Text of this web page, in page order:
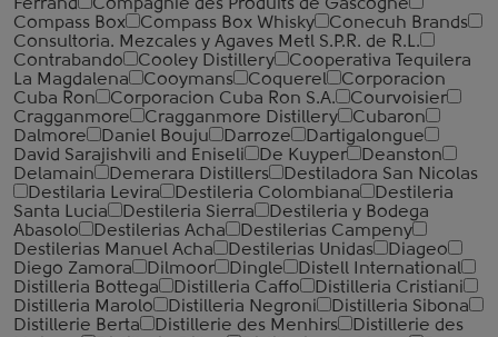
Ferrand
Compagnie des Produits de Gascogne
Compass Box
Compass Box Whisky
Conecuh Brands
Consultoria. Mezcales y Agaves Metl S.P.R. de R.L.
Contrabando
Cooley Distillery
Cooperativa Tequilera
La Magdalena
Cooymans Coquerel
Corporacion
Cuba Ron
Corporacion Cuba Ron S.A.
Courvoisier
Cragganmore
Cragganmore Distillery
Cubaron
Dalmore
Daniel Bouju Darroze
Dartigalongue
David Sarajishvili and Eniseli
De Kuyper
Deanston
Delamain
Demerara Distillers
Destiladora San Nicolas
Destilaria Levira
Destileria Colombiana
Destileria
Santa Lucia
Destileria Sierra
Destileria y Bodega
Abasolo
Destilerias Acha
Destilerias Campeny
Destilerias Manuel Acha
Destilerias Unidas
Diageo
Diego Zamora
Dilmoor Dingle
Distell International
Distilleria Bottega
Distilleria Caffo
Distilleria Cristiani
Distilleria Marolo
Distilleria Negroni
Distilleria Sibona
Distillerie Berta
Distillerie des Menhirs
Distillerie des